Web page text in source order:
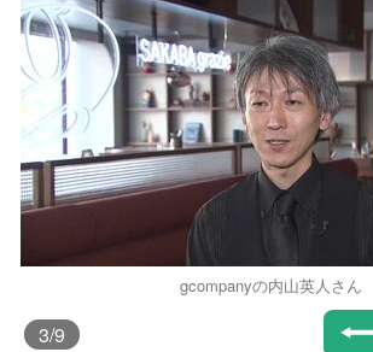
gcompanyの内山英人さん
3/9